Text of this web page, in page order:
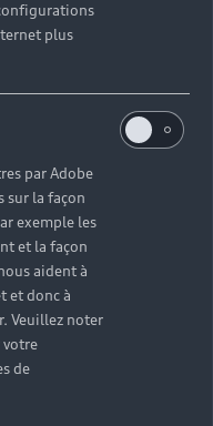
expert
de votre Audi,
votre sécurité
est
Audi Service
plus
par Adobe
sur la façon
exemple les
et la façon
aident à
et donc à
Veuillez noter
votre
de